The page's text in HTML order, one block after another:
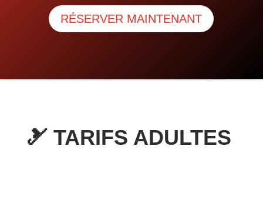
RÉSERVER MAINTENANT
🎿 TARIFS ADULTES